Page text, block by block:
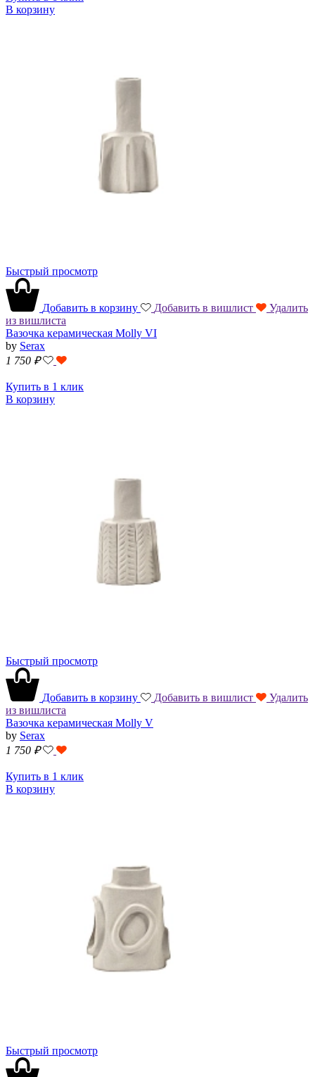
В корзину
Быстрый просмотр
Добавить в корзину Добавить в вишлист
Удалить
из вишлиста
Вазочка керамическая Molly VI
by Serax
1 750 ₽
Купить в 1 клик
В корзину
Быстрый просмотр
Добавить в корзину Добавить в вишлист
Удалить
из вишлиста
Вазочка керамическая Molly V
by Serax
1 750 ₽
Купить в 1 клик
В корзину
Быстрый просмотр